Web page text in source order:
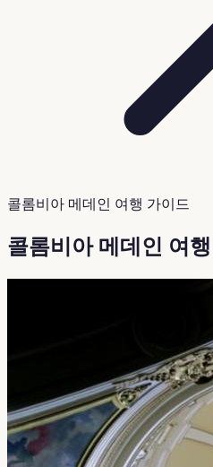
콜롬비아 메데인 여행 가이드
콜롬비아 메데인 여